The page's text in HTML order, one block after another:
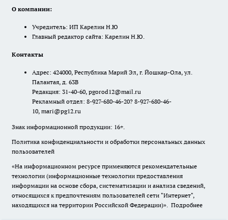
О компании:
Учредитель: ИП Карелин Н.Ю
Главный редактор сайта: Карелин Н.Ю.
Контакты
Адрес: 424000, Республика Марий Эл, г. Йошкар-Ола, ул.
Палантая, д. 63В
Редакция: 31-40-60, pgorod12@mail.ru
Рекламный отдел: 8-927-680-46-20? 8-927-680-46-
10, mari@pg12.ru
Знак информационной продукции: 16+.
Политика конфиденциальности и обработки персональных данных
пользователей
«На информационном ресурсе применяются рекомендательные
технологии (информационные технологии предоставления
информации на основе сбора, систематизации и анализа сведений,
относящихся к предпочтениям пользователей сети "Интернет",
находящихся на территории Российской Федерации)». Подробнее